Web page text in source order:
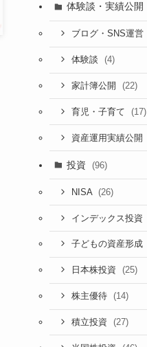
体験談・実績公開
ブログ・SNS運営
体験談 (4)
家計簿公開 (22)
育児・子育て (17)
資産運用実績公開
投資 (96)
NISA (26)
インデックス投資
子どもの資産形成
日本株投資 (25)
株主優待 (14)
積立投資 (27)